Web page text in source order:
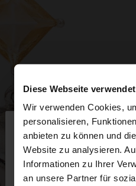
Diese Webseite
Wir verwenden Cookies,
personalisieren,
anbieten zu können und
Website zu analysieren.
Informationen zu Ihrer
an unsere Partner für
hallo
Sie greifen von
Möchten Sie unsere